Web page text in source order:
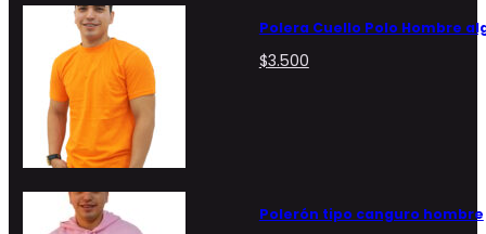
Polera Cuello Polo Hombre
$3.500
Polerón tipo canguro hombre